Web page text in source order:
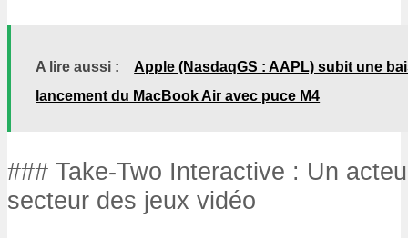
A lire aussi :
Apple (NasdaqGS : AAPL) subit une
lancement du MacBook Air avec puce M4
### Take-Two Interactive : Un
secteur des jeux vidéo